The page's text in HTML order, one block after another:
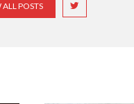
ALL POSTS